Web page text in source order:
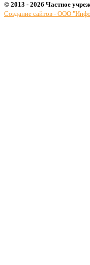
© 2013 - 2026 Частное
Создание сайтов - ООО